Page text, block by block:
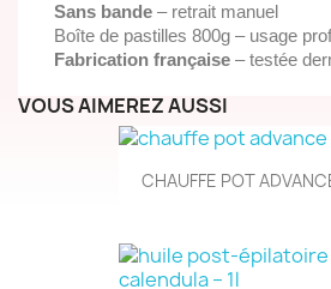
Sans bande – retrait manuel
Boîte de pastilles 800g – usage
Fabrication française – testée
VOUS AIMEREZ AUSSI
CHAUFFE POT